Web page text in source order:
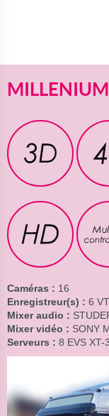
Millenium
8
3D 4K
t0
Multiple
Control
Room
Caméras : 16
Enregistreur(s) : 6
Mixer audio :
Mixer vidéo : SONY
Serveurs : 8 EVS XT-